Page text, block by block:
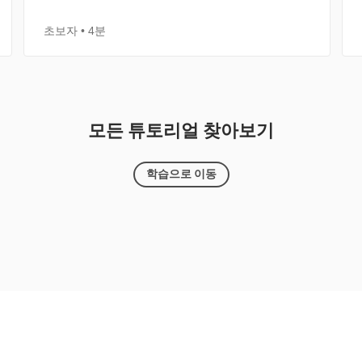
초보자 4분
모든 튜토리얼 찾아보기
학습으로 이동